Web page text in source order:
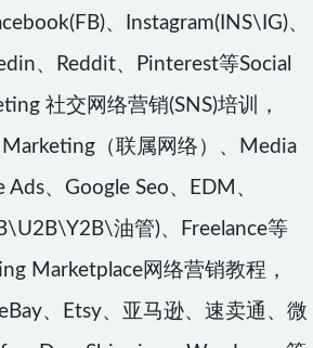
、Instagram(INS\IG)、
、Reddit、Pinterest等Social
社交网络营销(SNS)培训，
（联属网络）、Media
Ads、Google Seo、EDM、
油管)、Freelance等
Marketplace网络营销教程，
、Etsy、亚马逊、速卖通、微